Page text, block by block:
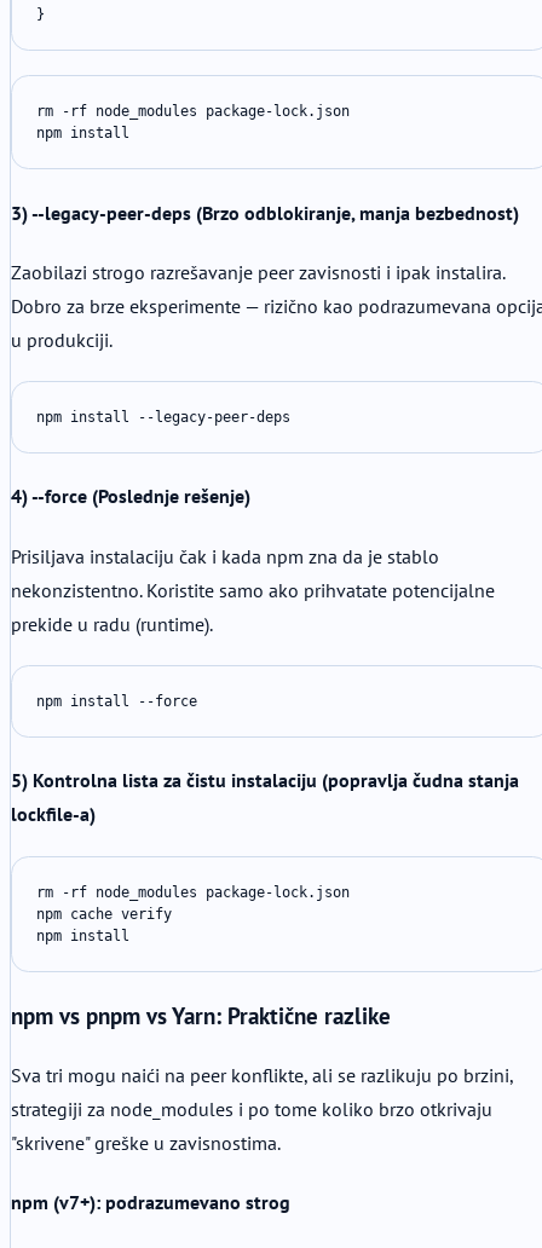
}
rm -rf node_modules package-lock.json
npm install
3) --legacy-peer-deps (Brzo odblokiranje, manja bezbednost)
Zaobilazi strogo razrešavanje peer zavisnosti i ipak instalira.
Dobro za brze eksperimente — rizično kao podrazumevana
u produkciji.
npm install --legacy-peer-deps
4) --force (Poslednje rešenje)
Prisiljava instalaciju čak i kada npm zna da je stablo
nekonzistentno. Koristite samo ako prihvatate potencijalne
prekide u radu (runtime).
npm install --force
5) Kontrolna lista za čistu instalaciju (popravlja čudna stanja
lockfile-a)
rm -rf node_modules package-lock.json
npm cache verify
npm install
npm vs pnpm vs Yarn: Praktične razlike
Sva tri mogu naići na peer konflikte, ali se razlikuju po brzini,
strategiji za node_modules i po tome koliko brzo otkrivaju
"skrivene" greške u zavisnostima.
npm (v7+): podrazumevano strog